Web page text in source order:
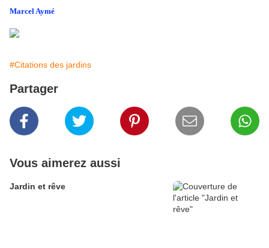
Marcel Aymé
#Citations des jardins
Partager
Vous aimerez aussi
Jardin et rêve